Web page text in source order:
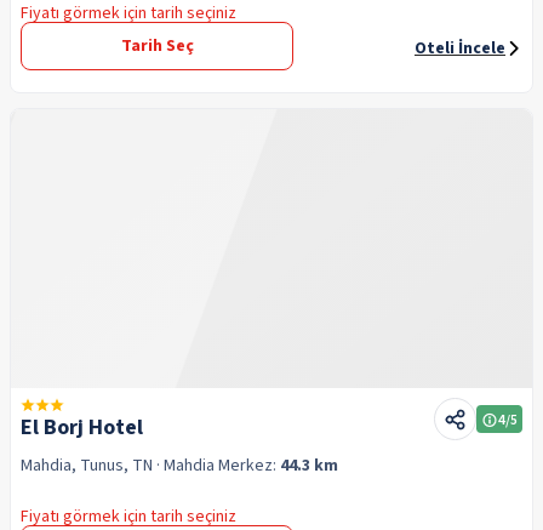
Fiyatı görmek için tarih seçiniz
Tarih Seç
Oteli İncele
El Borj Hotel 4/5
Mahdia, Tunus, TN · Mahdia Merkez: 44.3 km
Fiyatı görmek için tarih seçiniz